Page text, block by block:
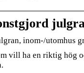
inom-/utomhus
vill ha en riktig hög